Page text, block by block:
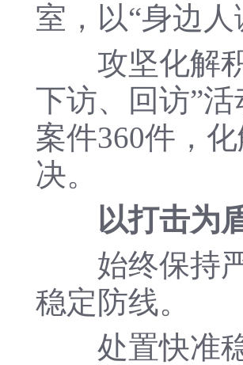
室，以“身边
攻坚化解积
下访、回访”
案件360件，
决。
以打击为
始终保持严
稳定防线。
处置快准稳